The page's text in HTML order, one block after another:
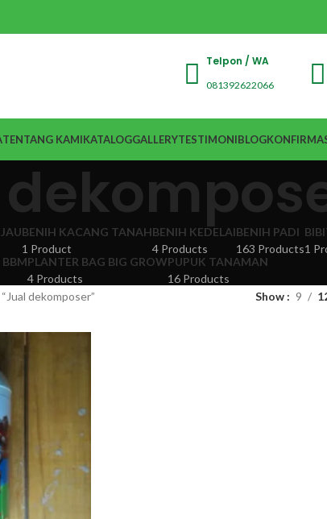
Telpon / WA
081392622066
TENTANG KAMIKATALOGGALLERYTESTIMONIBLOG
BENIH KACANG TANAH
1 Product
BENIH KEDELAI
4 Products
BENIH PADI
163 Products1
PLANTER BAG BIG GROW
4 Products
PUPUK TANAMAN
16 Products
dekomposer” Show 9